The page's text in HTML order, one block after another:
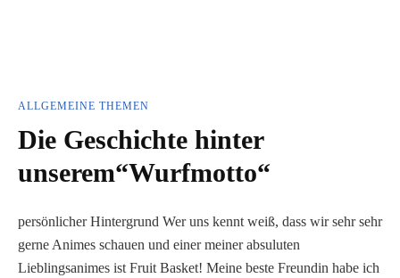
ALLGEMEINE THEMEN
Die Geschichte hinter
unserem“Wurfmotto“
persönlicher Hintergrund Wer uns kennt weiß, dass wir sehr sehr
gerne Animes schauen und einer meiner absuluten
Lieblingsanimes ist Fruit Basket! Meine beste Freundin habe ich